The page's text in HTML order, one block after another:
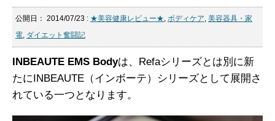
公開日： 2014/07/23 : ★美容健康レビュー★, ボディケア, 美容器具・家
電, ダイエット奮闘記
INBEAUTE EMS Bodyは、Refaシリーズとは別に新
たにINBEAUTE（インボーテ）シリーズとして展開さ
れている一つとなります。